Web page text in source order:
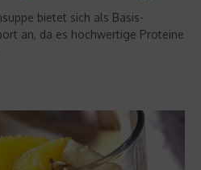
bietet sich als Basis-
an, da es hochwertige Proteine